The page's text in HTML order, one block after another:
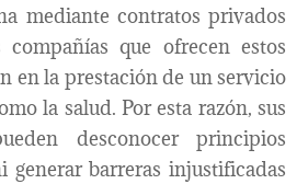
mediante contratos privados
que ofrecen estos
en la prestación de un servicio
la salud. Por esta razón, sus
desconocer principios
generar barreras injustificadas